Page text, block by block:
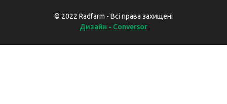
© 2022 Radfarm - Всі права захищені
Дизайн - Conversor